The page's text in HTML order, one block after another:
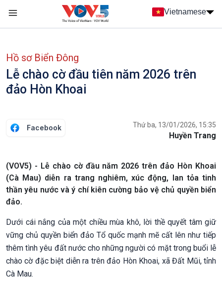
Nhảy đến nội dung
Vietnamese
Hồ sơ Biển Đông
Lễ chào cờ đầu tiên năm 2026 trên
đảo Hòn Khoai
Facebook Thứ ba, 13/01/2026, 15:35
Huyền Trang
(VOV5) - Lễ chào cờ đầu năm 2026 trên đảo Hòn Khoai
(Cà Mau) diễn ra trang nghiêm, xúc động, lan tỏa tinh
thần yêu nước và ý chí kiên cường bảo vệ chủ quyền biển
đảo.
Dưới cái nắng của một chiều mùa khô, lời thề quyết tâm giữ
vững chủ quyền biển đảo Tổ quốc mạnh mẽ cất lên như tiếp
thêm tình yêu đất nước cho những người có mặt trong buổi lễ
chào cờ đặc biệt diễn ra trên đảo Hòn Khoai, xã Đất Mũi, tỉnh
Cà Mau.